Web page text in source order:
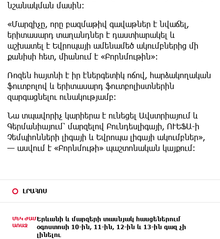
ԼՐԱՀՈՍ
ՄԵԿ ԺԱՄ
ԱՌԱՋ
Երևանի և մարզերի տասնյակ հասցեներում
օգոստոսի 10-ին, 11-ին, 12-ին և 13-ին գազ չի
լինելու
նշանակման մասին։
«Մարզիչը, որը բազմաթիվ գավաթներ է նվաճել,
երիտասարդ տաղանդներ է դաստիարակել և
աշխատել է Եվրոպայի ամենամեծ ակումբներից մի
քանիսի հետ, միանում է «Բորնմութին»։
Ռոզեն հայտնի է իր էներգետիկ ոճով, հարձակողական
ֆուտբոլով և երիտասարդ ֆուտբոլիստներին
զարգացնելու ունակությամբ։
Նա տպավորիչ կարիերա է ունեցել Ավստրիայում և
Գերմանիայում՝ մարզելով Բունդեսլիգայի, ՈՒԵՖԱ-ի
Չեմպիոնների լիգայի և Եվրոպա լիգայի ակումբներ»,
— ասվում է «Բորնմութի» պաշտոնական կայքում։